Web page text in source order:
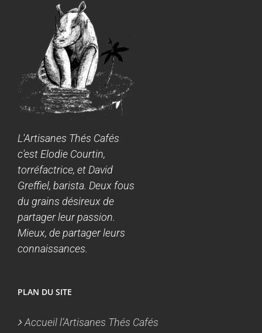
L'Artisanes Thés Cafés
c'est Elodie Courtin,
torréfactrice, et David
Greffiel, barista. Deux fous
du grains désireux de
partager leur passion.
Mieux, de partager leurs
connaissances.
PLAN DU SITE
Accueil l’Artisanes Thés Cafés